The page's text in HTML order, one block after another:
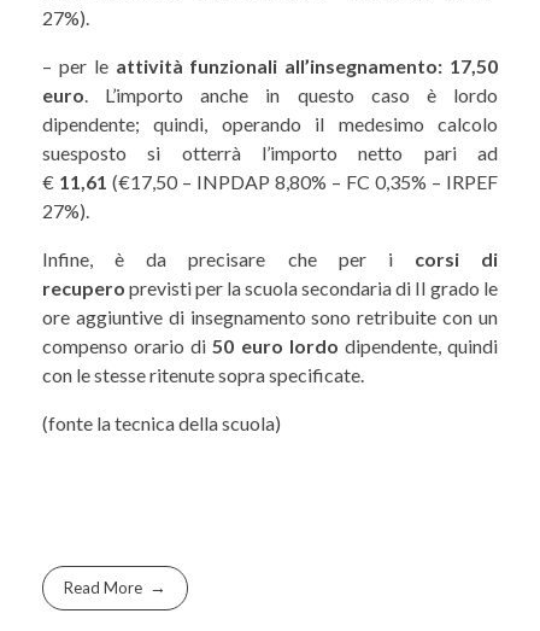
27%).
– per le attività funzionali all’insegnamento: 17,50
euro. L’importo anche in questo caso è lordo
dipendente; quindi, operando il medesimo calcolo
suesposto si otterrà l’importo netto pari ad
€ 11,61 (€17,50 – INPDAP 8,80% – FC 0,35% – IRPEF
27%).
Infine, è da precisare che per i corsi di
recupero previsti per la scuola secondaria di II grado le
ore aggiuntive di insegnamento sono retribuite con un
compenso orario di50 euro lordo dipendente, quindi
con le stesse ritenute sopra specificate.
(fonte la tecnica della scuola)
Read More